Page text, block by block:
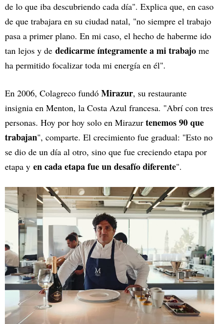
de lo que iba descubriendo cada día". Explica que, en caso
de que trabajara en su ciudad natal, "no siempre el trabajo
pasa a primer plano. En mi caso, el hecho de haberme ido
tan lejos y de dedicarme íntegramente a mi trabajo me
ha permitido focalizar toda mi energía en él".
En 2006, Colagreco fundó Mirazur, su restaurante
insignia en Menton, la Costa Azul francesa. "Abrí con tres
personas. Hoy por hoy solo en Mirazur tenemos 90 que
trabajan", comparte. El crecimiento fue gradual: "Esto no
se dio de un día al otro, sino que fue creciendo etapa por
etapa y en cada etapa fue un desafío diferente".